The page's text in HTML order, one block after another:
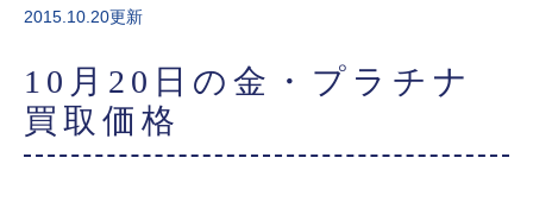
2015.10.20更新
10月20日の金・プラチナ
買取価格